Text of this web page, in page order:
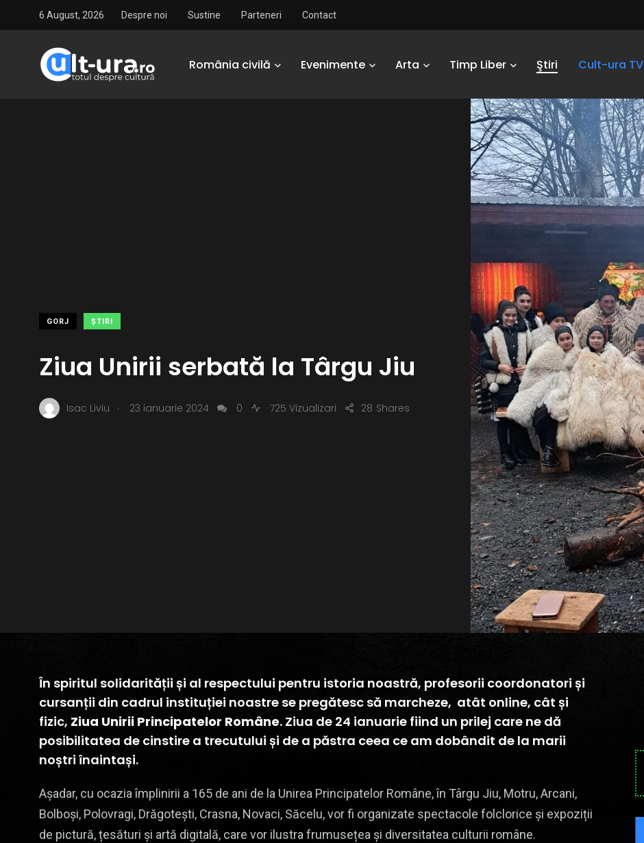
6 August, 2026 Despre noi Sustine Parteneri Contact
România civilă Evenimente Arta Timp Liber Ştiri Cult-ura TV
GORJ ŞTIRI
Ziua Unirii serbată la Târgu Jiu
Isac Liviu . 23 ianuarie 2024 0 725 Vizualizari Shares
28
În spiritul solidarității și al respectului pentru istoria noastră, profesorii coordonatori și
cursanții din cadrul instituției noastre se pregătesc să marcheze, atât online, cât și
fizic, Ziua Unirii Principatelor Române. Ziua de 24 ianuarie fiind un prilej care ne dă
posibilitatea de cinstire a trecutului și de a păstra ceea ce am dobândit de la marii
noștri înaintași.
Așadar, cu ocazia împlinirii a 165 de ani de la Unirea Principatelor Române, în Târgu Jiu, Motru, Arcani,
Bolboși, Polovragi, Drăgotești, Crasna, Novaci, Săcelu, vor fi organizate spectacole folclorice și expoziții
de pictură, țesături și artă digitală, care vor ilustra frumusețea și diversitatea culturii române.